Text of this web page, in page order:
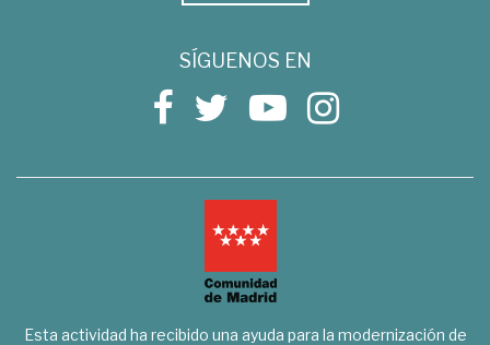
SÍGUENOS EN
Esta actividad ha recibido una ayuda para la modernización de